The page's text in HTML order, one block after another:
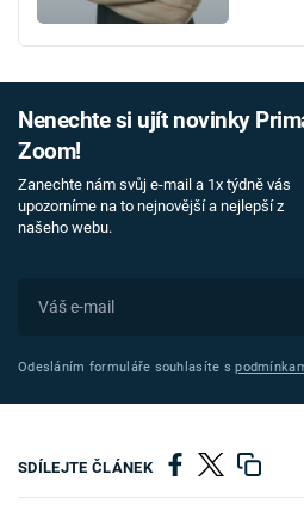
Nenechte si ujít novinky
Zoom!
Zanechte nám svůj e-mail a 1x týdně vás
upozorníme na to nejnovější a nejlepší z
našeho webu.
Odesláním formuláře souhlasíte s
SDÍLEJTE ČLÁNEK